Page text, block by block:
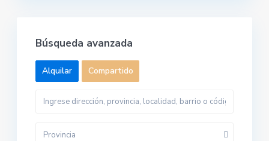
Búsqueda avanzada
Alquilar Compartido
Provincia